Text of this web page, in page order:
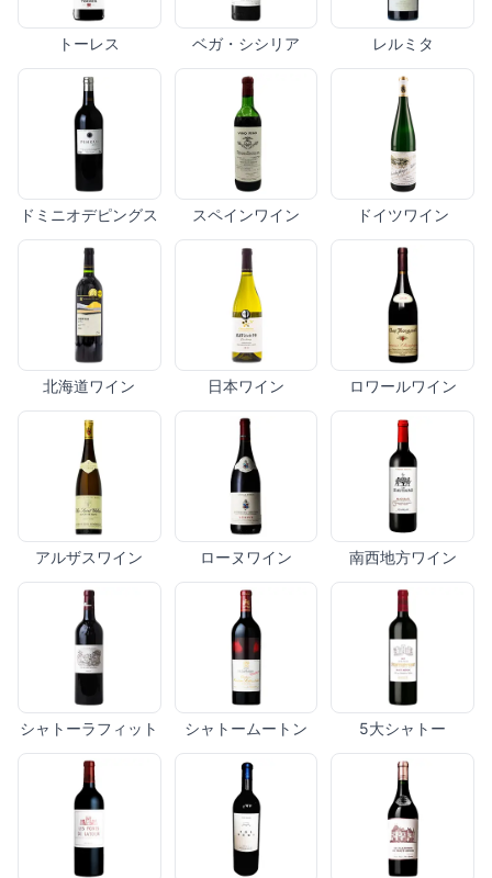
トーレス ベガ・シシリア レルミタ
ドミニオデピングス スペインワイン ドイツワイン
北海道ワイン 日本ワイン ロワールワイン
アルザスワイン ローヌワイン 南西地方ワイン
シャトーラフィット シャトームートン 5大シャトー